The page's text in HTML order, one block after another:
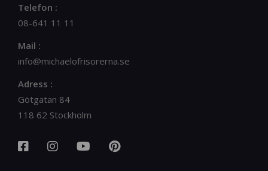
Telefon :
08-641 11 11
Mail :
info@michaelofrisorerna.se
Adress :
Götgatan 84
118 62 Stockholm